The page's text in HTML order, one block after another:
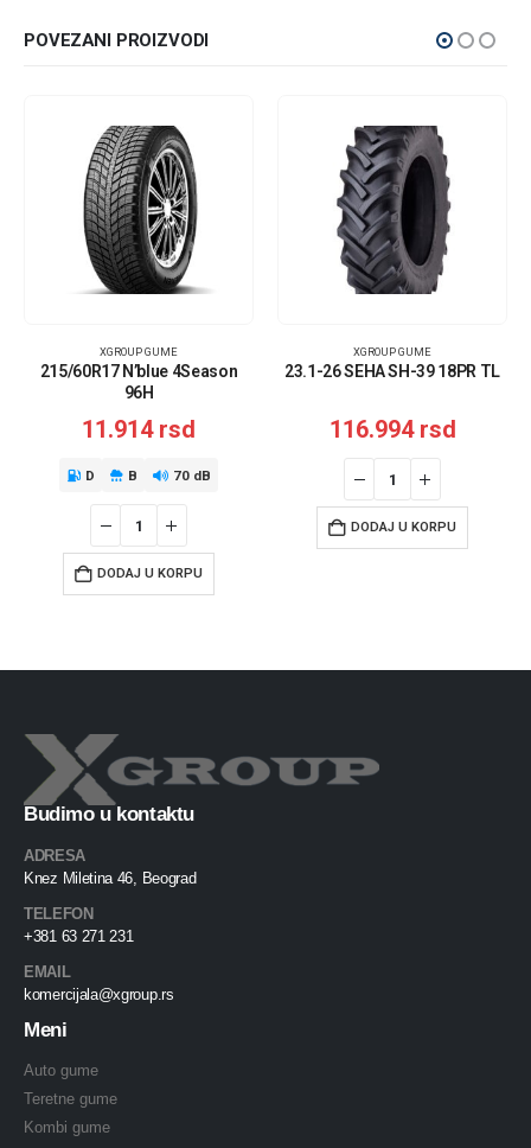
POVEZANI PROIZVODI
XGROUP GUME
215/60R17 N’blue 4Season
96H
11.914 rsd
D B 70 dB
DODAJ U KORPU
XGROUP GUME
23.1-26 SEHA SH-39 18PR TL
116.994 rsd
DODAJ U KORPU
Budimo u kontaktu
ADRESA
Knez Miletina 46, Beograd
TELEFON
+381 63 271 231
EMAIL
komercijala@xgroup.rs
Meni
Auto gume
Teretne gume
Kombi gume